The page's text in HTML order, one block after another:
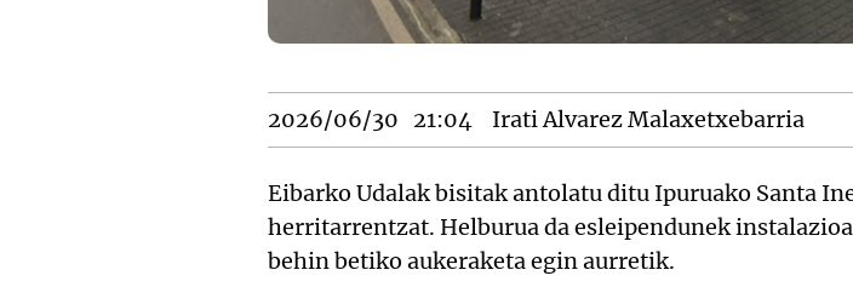
2026/06/30 21:04 Irati Alvarez Malaxetxebarria
Eibarko Udalak bisitak antolatu ditu Ipuruako Santa
herritarrentzat. Helburua da esleipendunek
behin betiko aukeraketa egin aurretik.